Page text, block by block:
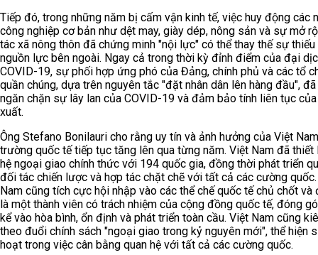
Tiếp đó, trong những năm bị cấm vận kinh tế, việc huy động các
công nghiệp cơ bản như dệt may, giày dép, nông sản và sự mở
tác xã nông thôn đã chứng minh "nội lực" có thể thay thế sự thiếu
nguồn lực bên ngoài. Ngay cả trong thời kỳ đỉnh điểm của đại
COVID-19, sự phối hợp ứng phó của Đảng, chính phủ và các tổ
quần chúng, dựa trên nguyên tắc "đặt nhân dân lên hàng đầu",
ngăn chặn sự lây lan của COVID-19 và đảm bảo tính liên tục
xuất.
Ông Stefano Bonilauri cho rằng uy tín và ảnh hưởng của Việt
trường quốc tế tiếp tục tăng lên qua từng năm. Việt Nam đã thiết
hệ ngoại giao chính thức với 194 quốc gia, đồng thời phát triển
đối tác chiến lược và hợp tác chặt chẽ với tất cả các cường
Nam cũng tích cực hội nhập vào các thể chế quốc tế chủ chốt
là một thành viên có trách nhiệm của cộng đồng quốc tế, đóng
kể vào hòa bình, ổn định và phát triển toàn cầu. Việt Nam cũng
theo đuổi chính sách "ngoại giao trong kỷ nguyên mới", thể hiện
hoạt trong việc cân bằng quan hệ với tất cả các cường quốc.